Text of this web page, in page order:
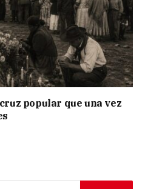
popular que una vez